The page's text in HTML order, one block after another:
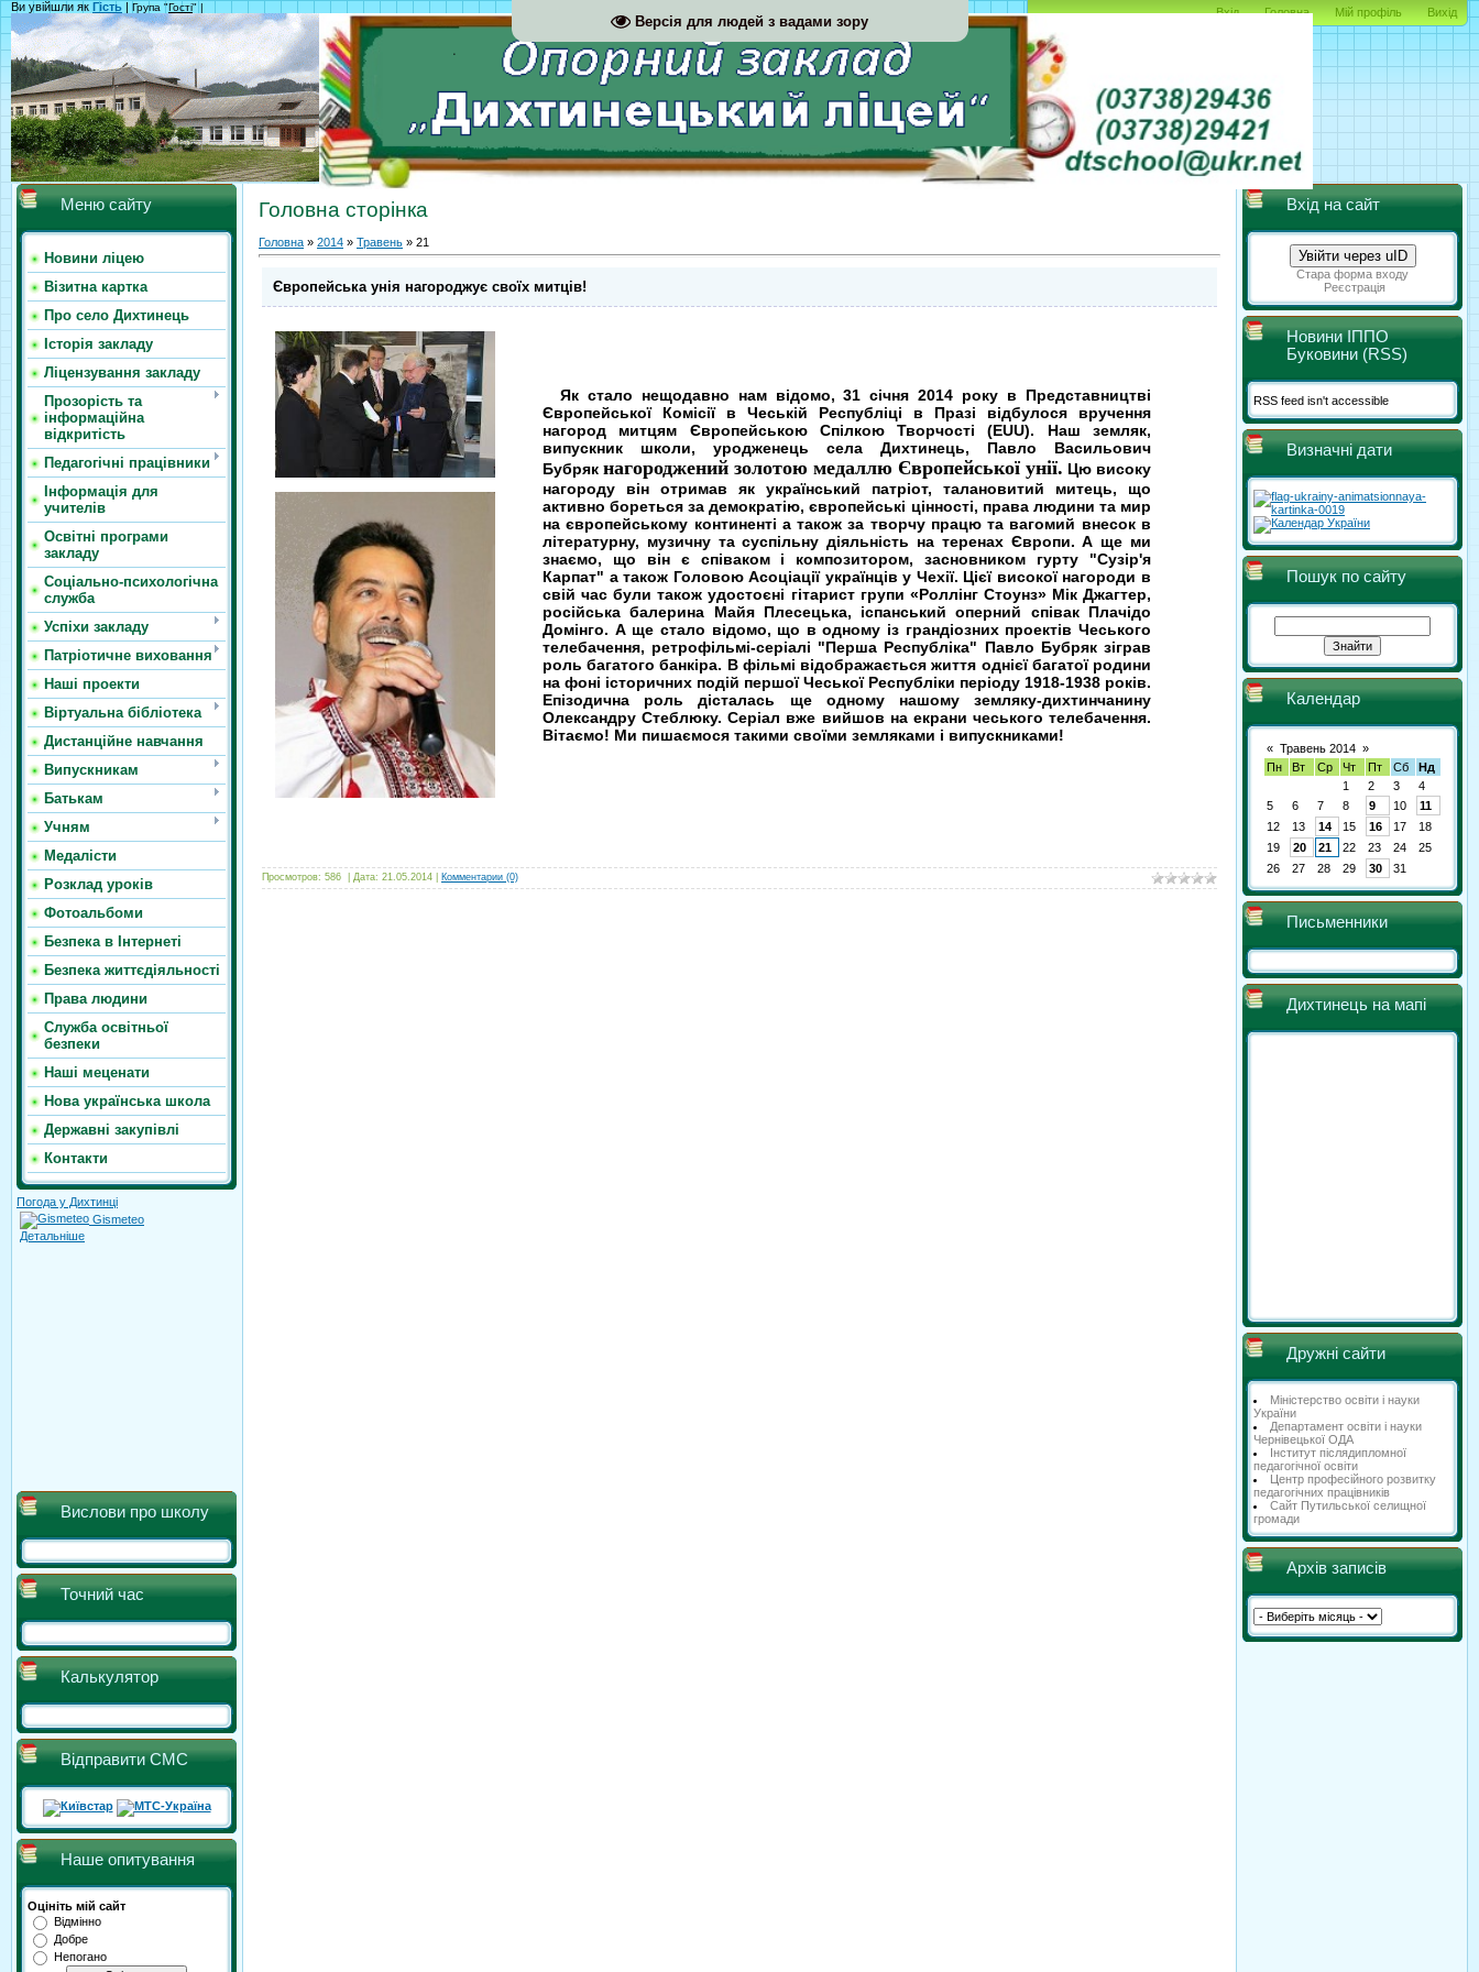
Версія для людей з вадами зору
Вхід Головна Мій профіль Вихід
Ви увійшли як Гість | Група "Гості" |
Меню сайту
Новини ліцею
Візитна картка
Про село Дихтинець
Історія закладу
Ліцензування закладу
Прозорість та
інформаційна
відкритість
Педагогічні працівники
Інформація для
учителів
Освітні програми
закладу
Соціально-психологічна
служба
Успіхи закладу
Патріотичне виховання
Наші проекти
Віртуальна бібліотека
Дистанційне навчання
Випускникам
Батькам
Учням
Медалісти
Розклад уроків
Фотоальбоми
Безпека в Інтернеті
Безпека життєдіяльності
Права людини
Служба освітньої
безпеки
Наші меценати
Нова українська школа
Державні закупівлі
Контакти
Погода у Дихтинці
Gismeteo
Детальніше
Вислови про школу
Точний час
Калькулятор
Відправити СМС
Наше опитування
Оцініть мій сайт
Відмінно
Добре
Непогано
Головна сторінка
Головна » 2014 » Травень » 21
Європейська унія нагороджує своїх митців!
Як стало нещодавно нам відомо, 31 січня 2014 року в Представництві
Європейської Комісії в Чеській Республіці в Празі відбулося вручення
нагород митцям Європейською Спілкою Творчості (EUU). Наш земляк,
випускник школи, уродженець села Дихтинець, Павло Васильович
Бубряк нагороджений золотою медаллю Європейської унії. Цю високу
нагороду він отримав як український патріот, талановитий митець, що
активно бореться за демократію, європейські цінності, права людини та мир
на європейському континенті а також за творчу працю та вагомий внесок в
літературну, музичну та суспільну діяльність на теренах Європи. А ще ми
знаємо, що він є співаком і композитором, засновником гурту "Сузiр'я
Карпат" а також Головою Асоціації українців у Чехії. Цієї високої нагороди в
свій час були також удостоєні гітарист групи «Роллінг Стоунз» Мік Джагтер,
російська балерина Майя Плесецька, іспанський оперний співак Плачідо
Домінго. А ще стало відомо, що в одному із грандіозних проектів Чеського
телебачення, ретрофільмі-серіалі "Перша Республіка" Павло Бубряк зіграв
роль багатого банкіра. В фільмі відображається життя однієї багатої родини
на фоні історичних подій першої Чеської Республіки періоду 1918-1938 років.
Епізодична роль дісталась ще одному нашому земляку-дихтинчанину
Олександру Стеблюку. Серіал вже вийшов на екрани чеського телебачення.
Вітаємо! Ми пишаємося такими своїми земляками і випускниками!
Просмотров: 586 Дата: 21.05.2014 Комментарии (0)
Вхід на сайт
Увійти через uID
Стара форма входу
Реєстрація
Новини ІППО
Буковини (RSS)
RSS feed isn't accessible
Визначні дати
Пошук по сайту
Календар
« Травень 2014 »
Пн
Вт Ср Чт Пт Сб
Нд
1
2 3
4
5
6 7 8 9 10
11
12
13 14 15 16 17
18
19
20 21 22 23 24
25
26
27 28 29 30 31
Письменники
Дихтинець на мапі
Дружні сайти
Міністерство освіти і науки
України
Департамент освіти і науки
Чернівецької ОДА
Інститут післядипломної
педагогічної освіти
Центр професійного розвитку
педагогічних працівників
Сайт Путильської селищної
громади
Архів записів